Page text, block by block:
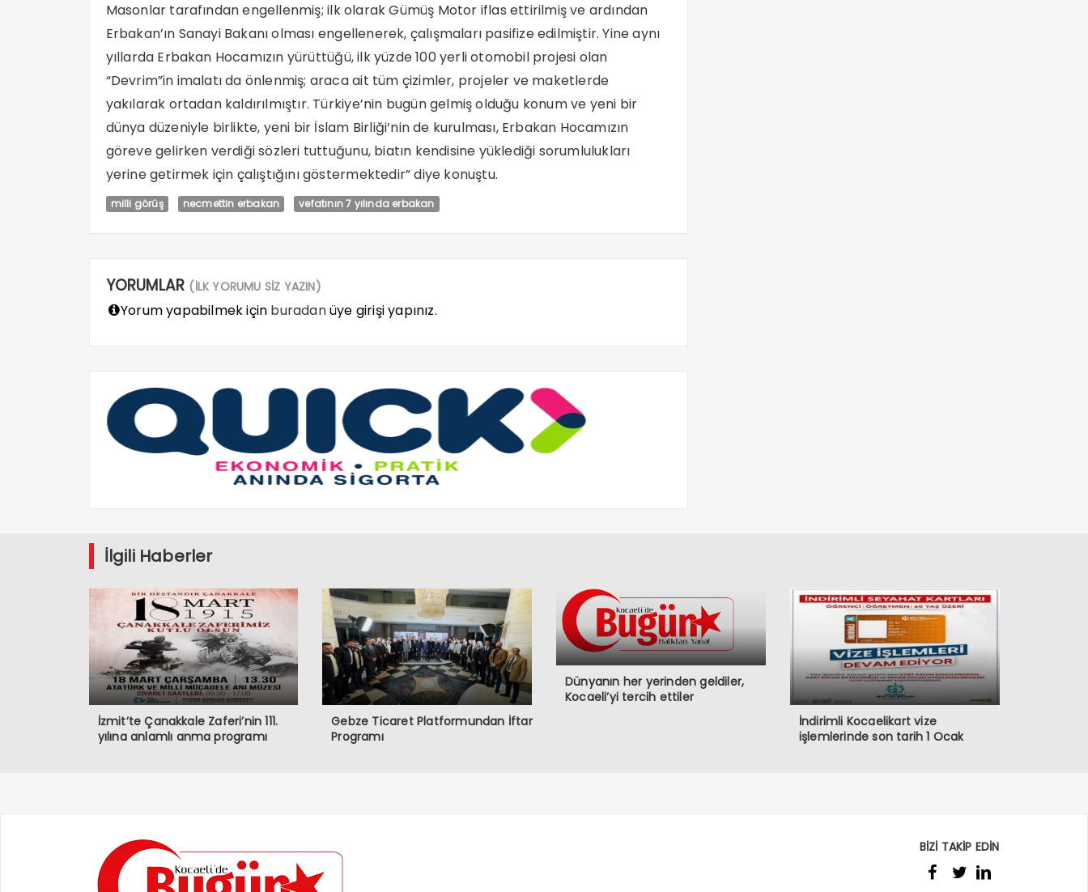
Masonlar tarafından engellenmiş; ilk olarak Gümüş Motor iflas ettirilmiş ve ardından
Erbakan’ın Sanayi Bakanı olması engellenerek, çalışmaları pasifize edilmiştir. Yine aynı
yıllarda Erbakan Hocamızın yürüttüğü, ilk yüzde 100 yerli otomobil projesi olan
“Devrim”in imalatı da önlenmiş; araca ait tüm çizimler, projeler ve maketlerde
yakılarak ortadan kaldırılmıştır. Türkiye’nin bugün gelmiş olduğu konum ve yeni bir
dünya düzeniyle birlikte, yeni bir İslam Birliği’nin de kurulması, Erbakan Hocamızın
göreve gelirken verdiği sözleri tuttuğunu, biatın kendisine yüklediği sorumlulukları
yerine getirmek için çalıştığını göstermektedir” diye konuştu.
milli görüş necmettin erbakan vefatının 7 yılında erbakan
YORUMLAR (İLK YORUMU SİZ YAZIN)
Yorum yapabilmek için buradanüye girişi yapınız.
İlgili Haberler
İzmit’te Çanakkale Zaferi’nin 111.
yılına anlamlı anma programı
Gebze Ticaret Platformundan İftar
Programı
Dünyanın her yerinden geldiler,
Kocaeli’yi tercih ettiler
İndirimli Kocaelikart vize
işlemlerinde son tarih 1 Ocak
BİZİ TAKİP EDİN